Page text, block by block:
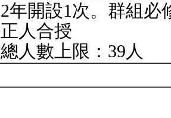
2年開設1次。群組必
正人合授
總人數上限：39人